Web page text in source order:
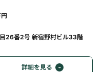
26番2号 新宿野村ビル33階
詳細を見る